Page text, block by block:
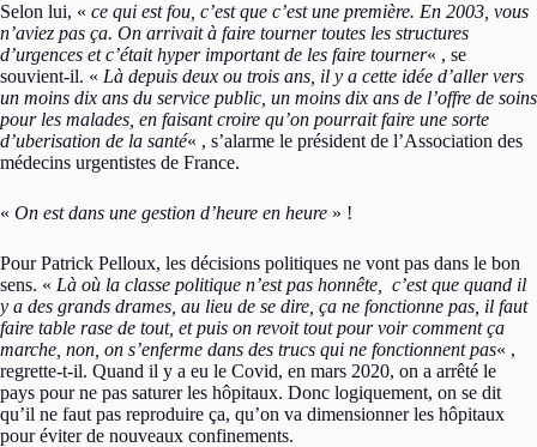
Selon lui, « ce qui est fou, c’est que c’est une première. En 2003, vous
n’aviez pas ça. On arrivait à faire tourner toutes les structures
d’urgences et c’était hyper important de les faire tourner« , se
souvient-il. « Là depuis deux ou trois ans, il y a cette idée d’aller vers
un moins dix ans du service public, un moins dix ans de l’offre de soins
pour les malades, en faisant croire qu’on pourrait faire une sorte
d’uberisation de la santé« , s’alarme le président de l’Association des
médecins urgentistes de France.
« On est dans une gestion d’heure en heure » !
Pour Patrick Pelloux, les décisions politiques ne vont pas dans le bon
sens. « Là où la classe politique n’est pas honnête, c’est que quand il
y a des grands drames, au lieu de se dire, ça ne fonctionne pas, il faut
faire table rase de tout, et puis on revoit tout pour voir comment ça
marche, non, on s’enferme dans des trucs qui ne fonctionnent pas« ,
regrette-t-il. Quand il y a eu le Covid, en mars 2020, on a arrêté le
pays pour ne pas saturer les hôpitaux. Donc logiquement, on se dit
qu’il ne faut pas reproduire ça, qu’on va dimensionner les hôpitaux
pour éviter de nouveaux confinements.